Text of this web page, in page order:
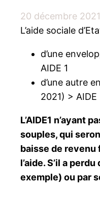
20 décembre 2021
L’aide sociale
d’une
AIDE 1
d’une autre
2021) > AIDE
L’AIDE1 n’ayant
souples, qui
baisse de revenu
l’aide. S’il a
exemple) ou par